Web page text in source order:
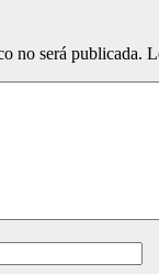
no será publicada.